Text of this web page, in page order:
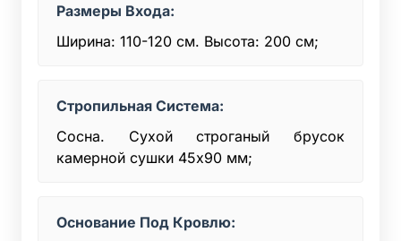
Размеры Входа:
Ширина: 110-120 см. Высота: 200 см;
Стропильная Система:
Сосна. Сухой строганый брусок
камерной сушки 45x90 мм;
Основание Под Кровлю: